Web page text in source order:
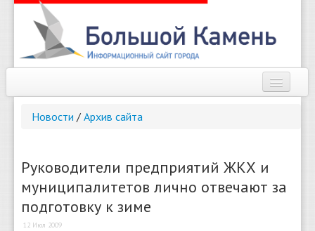
Справочник
Погода
Новости / Архив сайта
Руководители предприятий ЖКХ и
муниципалитетов лично отвечают за
подготовку к зиме
12 Июл 2009